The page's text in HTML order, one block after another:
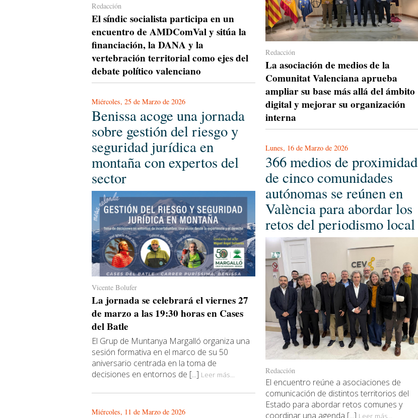
Redacción
El síndic socialista participa en un
encuentro de AMDComVal y sitúa la
financiación, la DANA y la
vertebración territorial como ejes del
debate político valenciano
Miércoles, 25 de Marzo de 2026
Benissa acoge una jornada
sobre gestión del riesgo y
seguridad jurídica en
montaña con expertos del
sector
Vicente Bolufer
La jornada se celebrará el viernes 27
de marzo a las 19:30 horas en Cases
del Batle
El Grup de Muntanya Margalló organiza una
sesión formativa en el marco de su 50
aniversario centrada en la toma de
decisiones en entornos de [...] Leer más...
Miércoles, 11 de Marzo de 2026
Redacción
La asociación de medios de la
Comunitat Valenciana aprueba
ampliar su base más allá del ámbito
digital y mejorar su organización
interna
Lunes, 16 de Marzo de 2026
366 medios de proximidad
de cinco comunidades
autónomas se reúnen en
València para abordar los
retos del periodismo local
Redacción
El encuentro reúne a asociaciones de
comunicación de distintos territorios del
Estado para abordar retos comunes y
coordinar una agenda [...] Leer más...